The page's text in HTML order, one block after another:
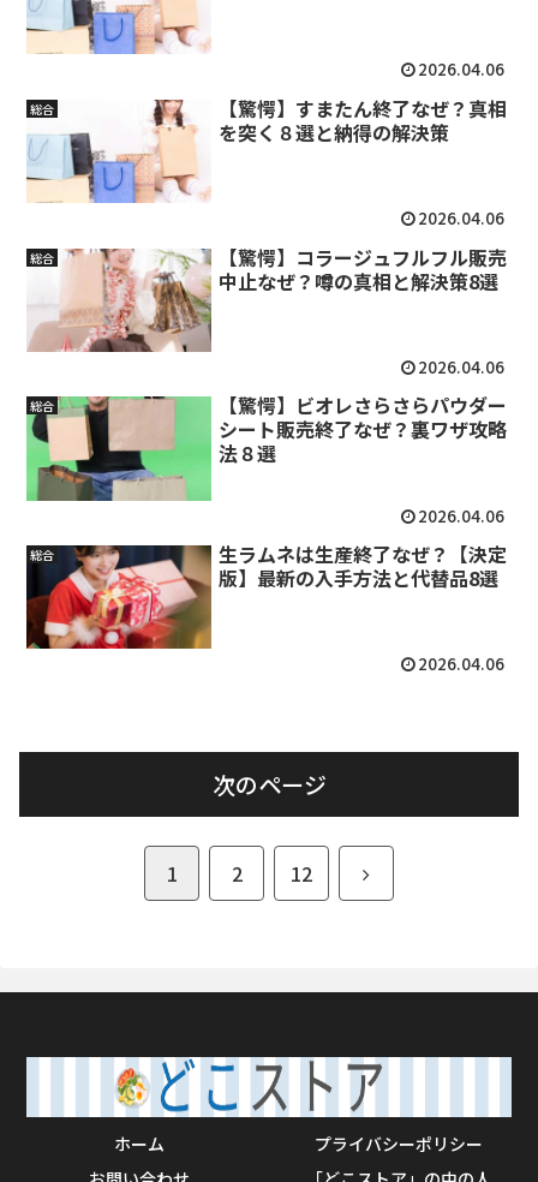
2026.04.06
総合
【驚愕】すまたん終了なぜ？真相
を突く８選と納得の解決策
2026.04.06
総合
【驚愕】コラージュフルフル販売
中止なぜ？噂の真相と解決策8選
2026.04.06
総合
【驚愕】ビオレさらさらパウダー
シート販売終了なぜ？裏ワザ攻略
法８選
2026.04.06
総合
生ラムネは生産終了なぜ？【決定
版】最新の入手方法と代替品8選
2026.04.06
次のページ
1 2 12
次
ホーム
プライバシーポリシー